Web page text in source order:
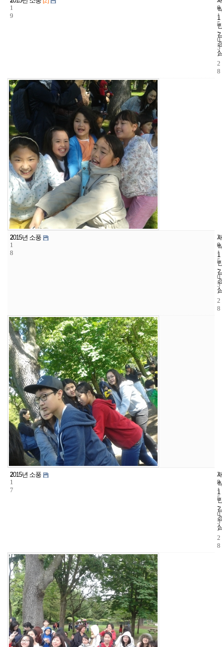
1
9
1
6
0
1
5
-
0
5
-
2
8
2
1
8
2015년 소풍
1
3
0
2
0
1
5
-
0
5
-
2
8
2
1
7
2015년 소풍
1
3
3
2
0
1
5
-
0
5
-
2
8